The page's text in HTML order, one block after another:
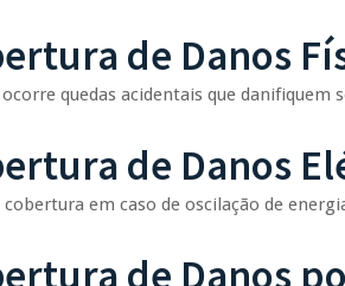
de Danos
quedas acidentais que danifiquem
de Danos
cobertura em caso de oscilação de
de Danos